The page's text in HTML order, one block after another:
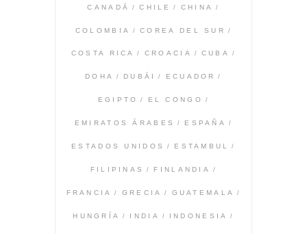
CANADÁ CHILE CHINA
COLOMBIA COREA DEL SUR
COSTA RICA CROACIA CUBA
DOHA DUBÁI ECUADOR
EGIPTO EL CONGO
EMIRATOS ÁRABES ESPAÑA
ESTADOS UNIDOS ESTAMBUL
FILIPINAS FINLANDIA
FRANCIA GRECIA GUATEMALA
HUNGRÍA INDIA INDONESIA